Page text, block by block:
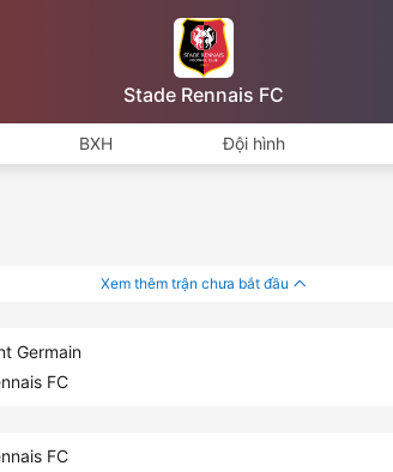
Stade Rennais FC
BXH Đội hình
Xem thêm trận chưa bắt đầu
Germain
FC
FC